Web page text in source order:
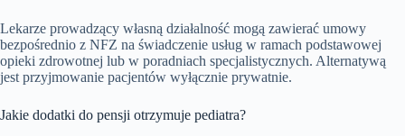
Lekarze prowadzący własną działalność mogą zawierać umowy
bezpośrednio z NFZ na świadczenie usług w ramach podstawowej
opieki zdrowotnej lub w poradniach specjalistycznych. Alternatywą
jest przyjmowanie pacjentów wyłącznie prywatnie.
Jakie dodatki do pensji otrzymuje pediatra?